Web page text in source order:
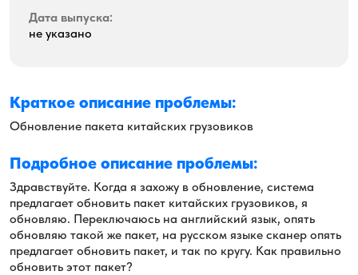
Дата выпуска:
не указано
Краткое описание проблемы:
Обновление пакета китайских грузовиков
Подробное описание проблемы:
Здравствуйте. Когда я захожу в обновление, система
предлагает обновить пакет китайских грузовиков, я
обновляю. Переключаюсь на английский язык, опять
обновляю такой же пакет, на русском языке сканер опять
предлагает обновить пакет, и так по кругу. Как правильно
обновить этот пакет?